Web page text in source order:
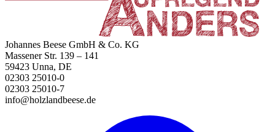
Johannes Beese GmbH & Co. KG
Massener Str. 139 – 141
59423 Unna, DE
02303 25010-0
02303 25010-7
info@holzlandbeese.de